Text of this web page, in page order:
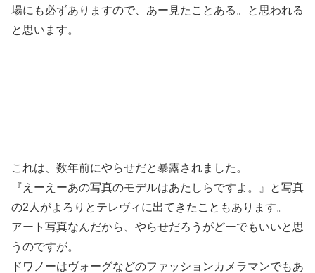
場にも必ずありますので、あー見たことある。と思われる
と思います。
これは、数年前にやらせだと暴露されました。
『えーえーあの写真のモデルはあたしらですよ。』と写真
の2人がよろりとテレヴィに出てきたこともあります。
アート写真なんだから、やらせだろうがどーでもいいと思
うのですが。
ドワノーはヴォーグなどのファッションカメラマンでもあ